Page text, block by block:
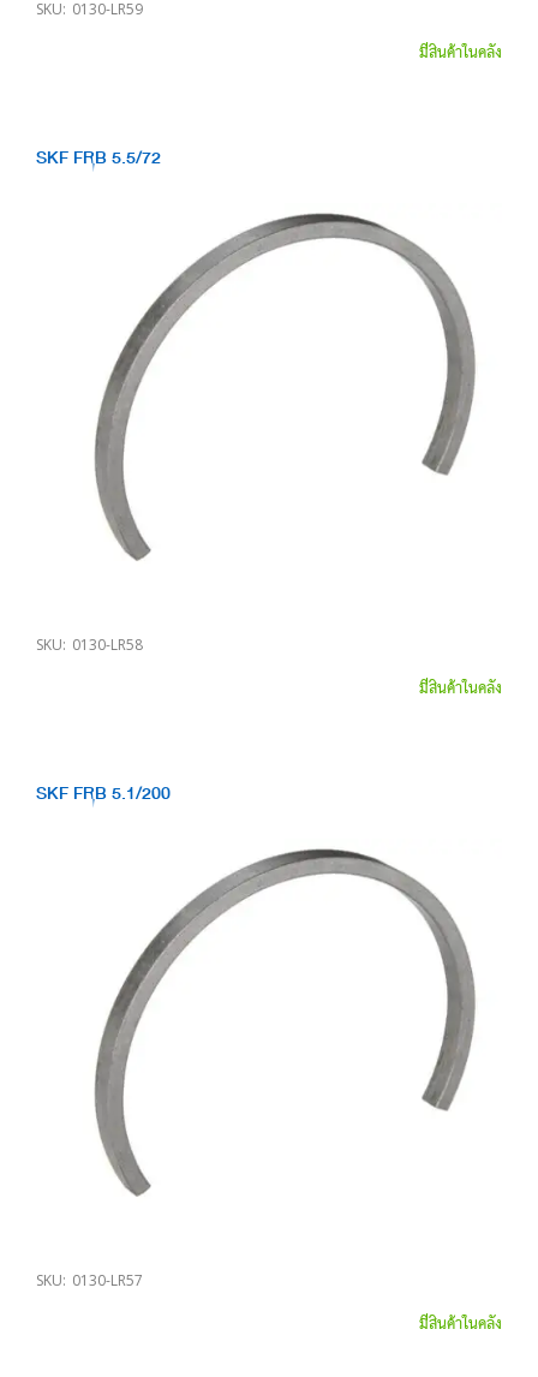
SKU: 0130-LR59
มีสินค้าในคลัง
SKF FRB 5.5/72
SKU: 0130-LR58
มีสินค้าในคลัง
SKF FRB 5.1/200
SKU: 0130-LR57
มีสินค้าในคลัง